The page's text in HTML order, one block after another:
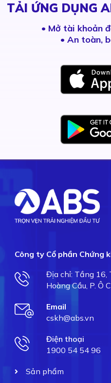
TẢI ỨNG DỤNG
• Mở tài khoản
• An toàn,
Công ty Cổ phần Chứng
Địa chỉ: Tầng 16,
Hoàng Cầu, P. Ô
Email
cskh@abs.vn
Điện thoại
1900 54 54 96
Sản phẩm